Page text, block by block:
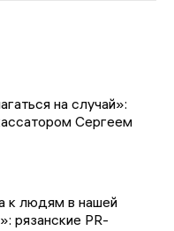
на случай»:
Сергеем
к людям в нашей
рязанские PR-